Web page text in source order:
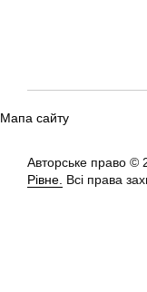
Мапа сайту
Авторське право ©
Рівне. Всі права